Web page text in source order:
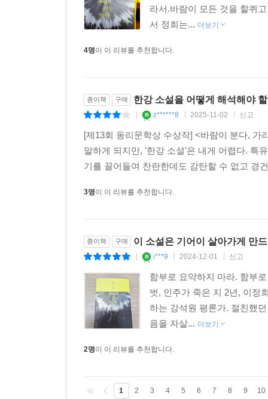
라서.바람이 모든 것을 할퀴
서 정희는... 더보기
4명이 이 리뷰를 추천합니다.
종이책 구매 한강 소설을 어떻게 해석해야
z******8 2025-11-02 신고
[제13회 동리문학상 수상작] <바람이 분다,
말하게 되지만, '한강 소설'은 내게 어렵다. 특
기를 끌어들여 찬란한데도 감탄할 수 없고 경
3명이 이 리뷰를 추천합니다.
종이책 구매 이 소설은 기어이 살아가게 만
i***9 2024-12-01 신고
함부로 요약하지 마라. 함부
벗, 인주가 죽은 지 2년, 이정
하는 강석원 평론가. 절친했
음을 자살... 더보기
2명이 이 리뷰를 추천합니다.
1 2 3 4 5 6 7 8 9 10